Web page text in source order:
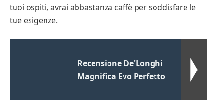
tuoi ospiti, avrai abbastanza caffè per soddisfare le
tue esigenze.
Recensione De'Longhi
Magnifica Evo Perfetto